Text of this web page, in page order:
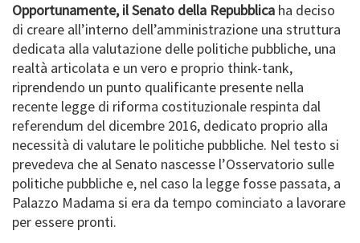
Opportunamente, il Senato della Repubblica ha deciso
di creare all’interno dell’amministrazione una struttura
dedicata alla valutazione delle politiche pubbliche, una
realtà articolata e un vero e proprio think-tank,
riprendendo un punto qualificante presente nella
recente legge di riforma costituzionale respinta dal
referendum del dicembre 2016, dedicato proprio alla
necessità di valutare le politiche pubbliche. Nel testo si
prevedeva che al Senato nascesse l’Osservatorio sulle
politiche pubbliche e, nel caso la legge fosse passata, a
Palazzo Madama si era da tempo cominciato a lavorare
per essere pronti.